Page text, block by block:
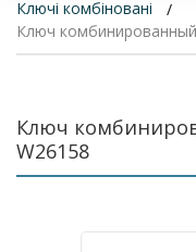
Ключі комбіновані
Ключ
Ключ
W26158